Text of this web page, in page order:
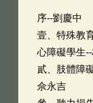
序--劉慶中
壹、特殊教
心障礙學生
貳、肢體障
佘永吉